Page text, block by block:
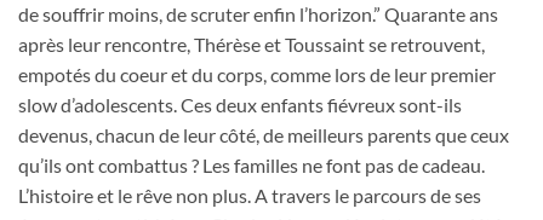
de souffrir moins, de scruter enfin l’horizon.” Quarante ans
après leur rencontre, Thérèse et Toussaint se retrouvent,
empotés du coeur et du corps, comme lors de leur premier
slow d’adolescents. Ces deux enfants fiévreux sont-ils
devenus, chacun de leur côté, de meilleurs parents que ceux
qu’ils ont combattus ? Les familles ne font pas de cadeau.
L’histoire et le rêve non plus. A travers le parcours de ses